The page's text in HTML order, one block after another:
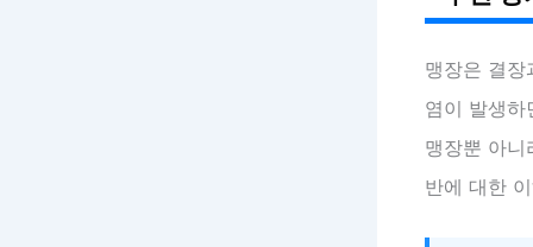
맹장은 결
염이 발생
맹장뿐 아
반에 대한